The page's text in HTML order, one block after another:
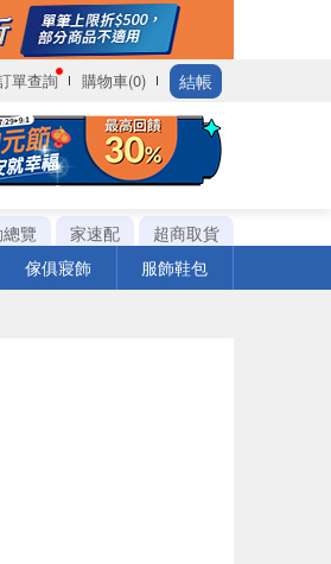
單查詢 購物車(0) 結帳
覽 家速配
超商取貨
傢俱寢飾 服飾鞋包